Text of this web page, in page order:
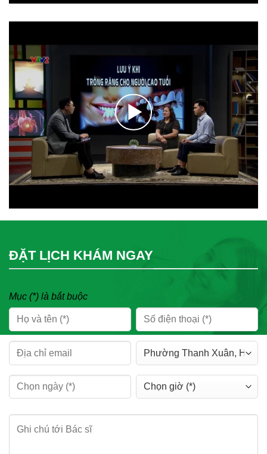
ĐẶT LỊCH KHÁM NGAY
Mục (*) là bắt buộc